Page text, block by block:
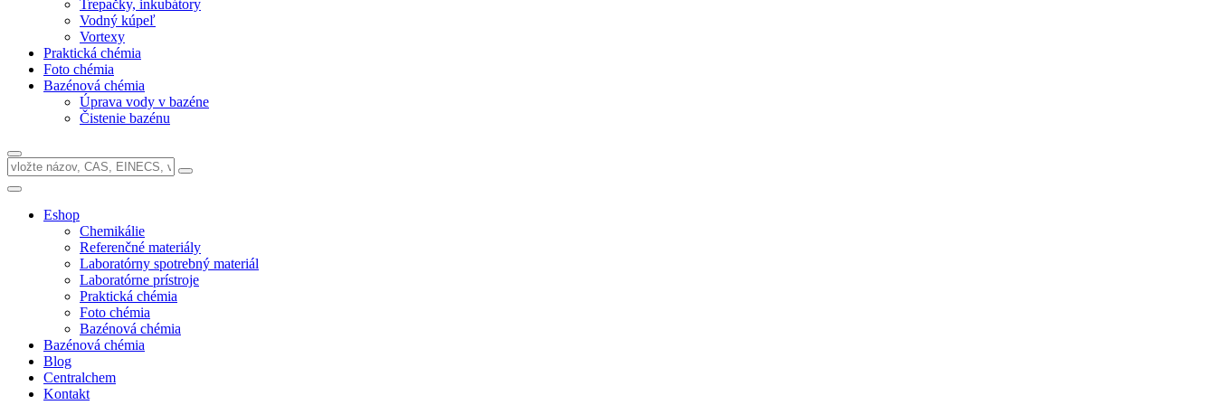
Trepačky, inkubátory
Vodný kúpeľ
Vortexy
Praktická chémia
Foto chémia
Bazénová chémia
Úprava vody v bazéne
Čistenie bazénu
Eshop
Chemikálie
Referenčné materiály
Laboratórny spotrebný materiál
Laboratórne prístroje
Praktická chémia
Foto chémia
Bazénová chémia
Bazénová chémia
Blog
Centralchem
Kontakt